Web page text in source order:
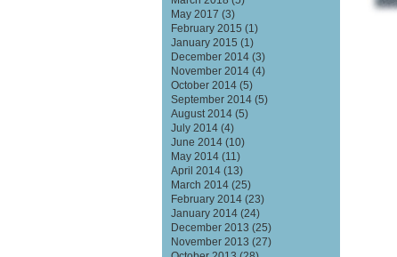
May 2017 (3)
February 2015 (1)
January 2015 (1)
December 2014 (3)
November 2014 (4)
October 2014 (5)
September 2014 (5)
August 2014 (5)
July 2014 (4)
June 2014 (10)
May 2014 (11)
April 2014 (13)
March 2014 (25)
February 2014 (23)
January 2014 (24)
December 2013 (25)
November 2013 (27)